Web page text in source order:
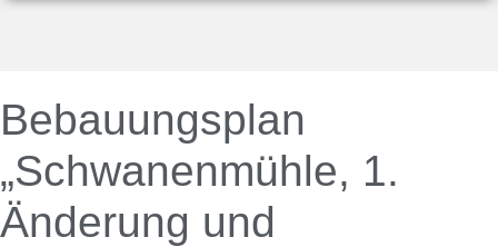
Bebauungsplan
„Schwanenmühle, 1.
Änderung und